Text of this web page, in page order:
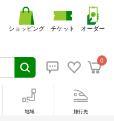
0
ショッピング チケット オーダー
地域 旅行先